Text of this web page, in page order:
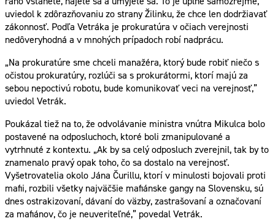
uviedol k zdôrazňovaniu zo strany Žilinku, že chce len dodržiavať
zákonnosť. Podľa Vetráka je prokuratúra v očiach verejnosti
nedôveryhodná a v mnohých prípadoch robí nadprácu.
„Na prokuratúre sme chceli manažéra, ktorý bude robiť niečo s
očistou prokuratúry, rozlúči sa s prokurátormi, ktorí majú za
sebou nepoctivú robotu, bude komunikovať veci na verejnosť,”
uviedol Vetrák.
Poukázal tiež na to, že odvolávanie ministra vnútra Mikulca bolo
postavené na odposluchoch, ktoré boli zmanipulované a
vytrhnuté z kontextu. „Ak by sa celý odposluch zverejnil, tak by to
znamenalo pravý opak toho, čo sa dostalo na verejnosť.
Vyšetrovatelia okolo Jána Čurillu, ktorí v minulosti bojovali proti
mafii, rozbili všetky najväčšie mafiánske gangy na Slovensku, sú
dnes ostrakizovaní, dávaní do väzby, zastrašovaní a označovaní
za mafiánov, čo je neuveriteľné,” povedal Vetrák.